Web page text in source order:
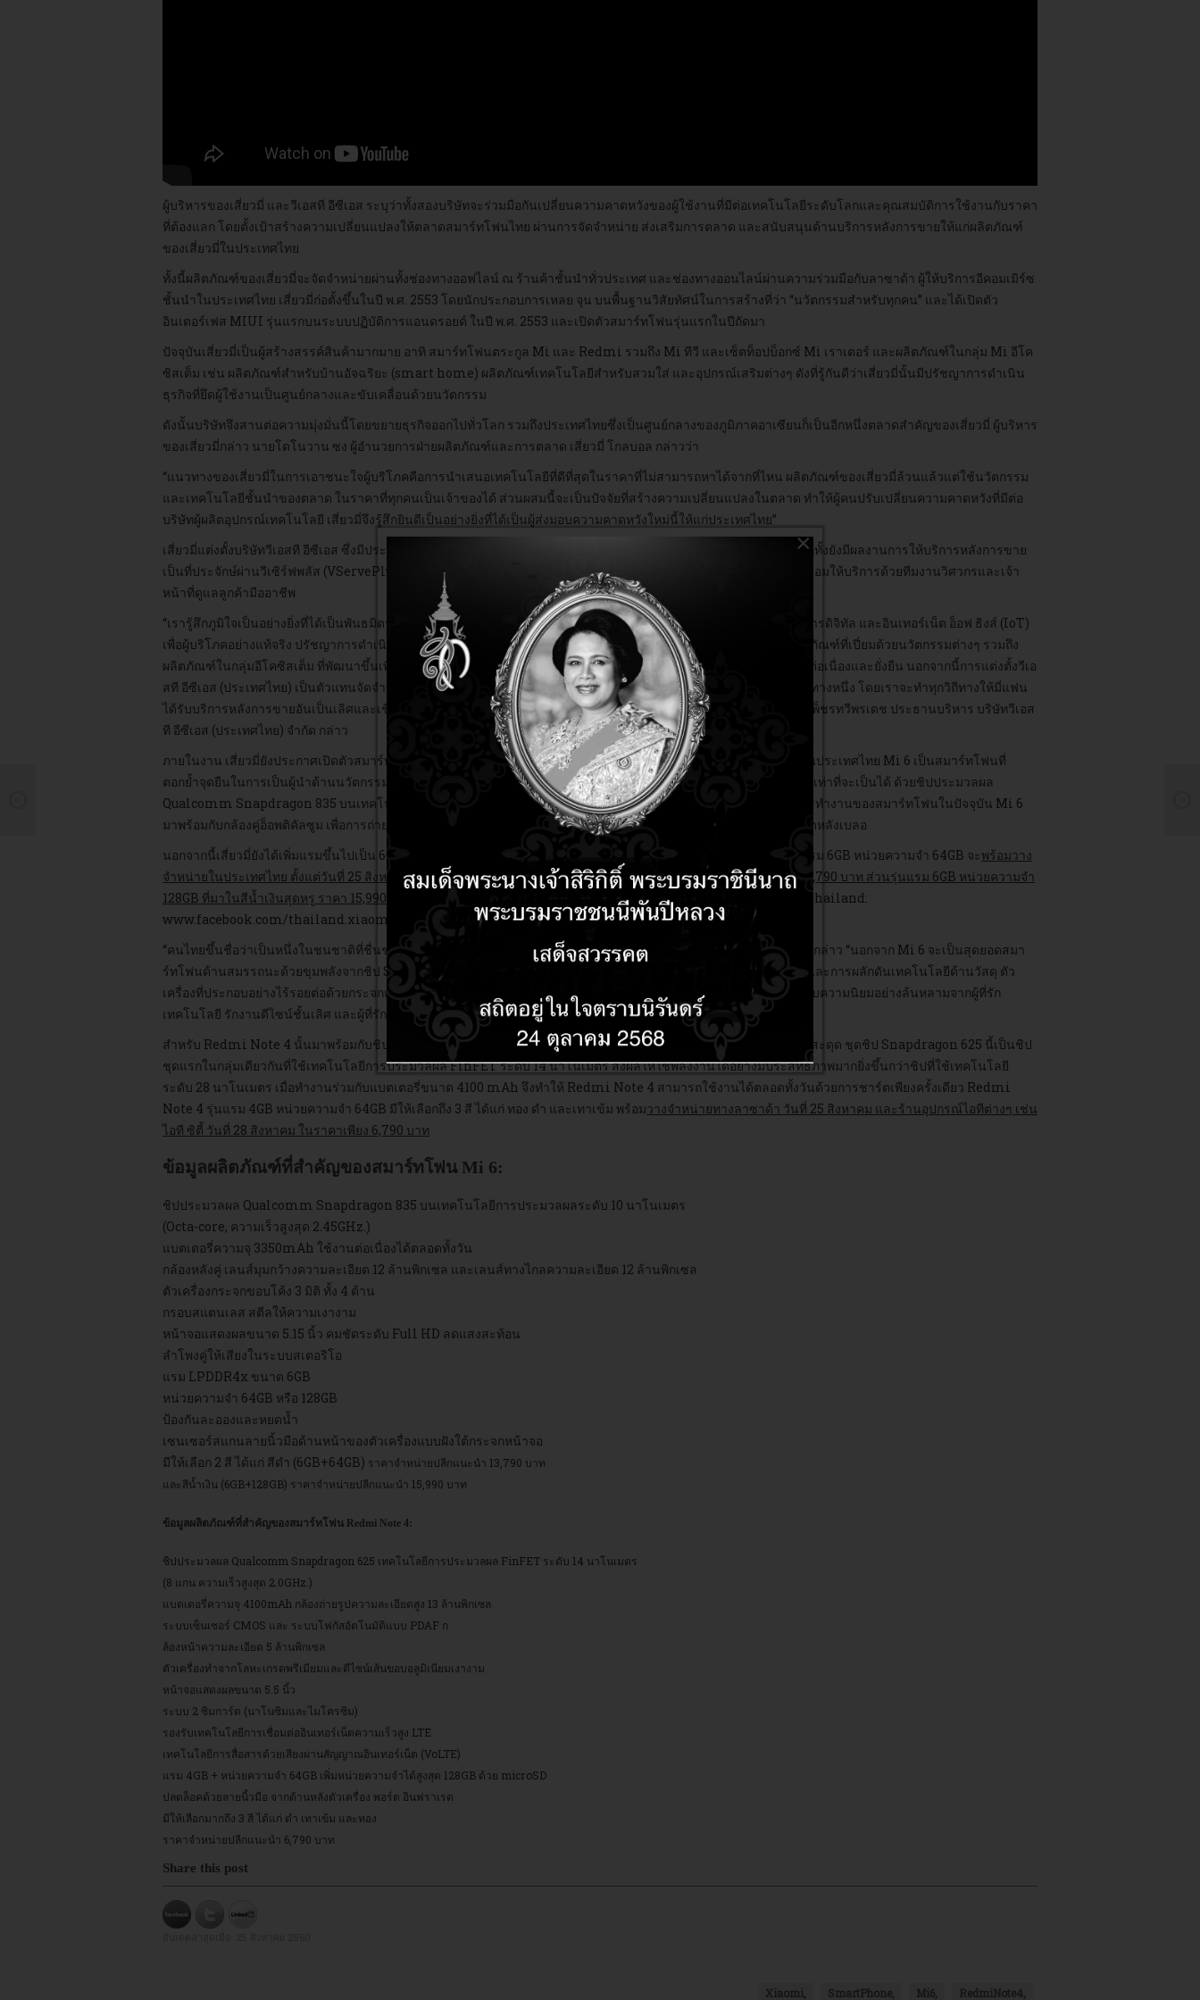
ผู้บริหารของเสี่ยวมี่ และวีเอสที อีซีเอส ระบุว่าทั้งสองบริษัทจะร่วมมือกันเปลี่ยนความคาดหวังของผู้ใช้งานที่มีต่อเทคโนโลยีระดับโลกและคุณสมบัติการใช้งานกับราคา
ที่ต้องแลก โดยตั้งเป้าสร้างความเปลี่ยนแปลงให้ตลาดสมาร์ทโฟนไทย ผ่านการจัดจำหน่าย ส่งเสริมการตลาด และสนับสนุนด้านบริการหลังการขายให้แก่ผลิตภัณฑ์
ของเสี่ยวมี่ในประเทศไทย
ทั้งนี้ผลิตภัณฑ์ของเสี่ยวมี่จะจัดจำหน่ายผ่านทั้งช่องทางออฟไลน์ ณ ร้านค้าชั้นนำทั่วประเทศ และช่องทางออนไลน์ผ่านความร่วมมือกับลาซาด้า ผู้ให้บริการอีคอมเมิร์ซ
ชั้นนำในประเทศไทย เสี่ยวมี่ก่อตั้งขึ้นในปี พ.ศ. 2553 โดยนักประกอบการเหลย จุน บนพื้นฐานวิสัยทัศน์ในการสร้างที่ว่า “นวัตกรรมสำหรับทุกคน” และได้เปิดตัว
อินเตอร์เฟส MIUI รุ่นแรกบนระบบปฏิบัติการแอนดรอยด์ ในปี พ.ศ. 2553 และเปิดตัวสมาร์ทโฟนรุ่นแรกในปีถัดมา
ปัจจุบันเสี่ยวมี่เป็นผู้สร้างสรรค์สินค้ามากมาย อาทิ สมาร์ทโฟนตระกูล Mi และ Redmi รวมถึง Mi ทีวี และเซ็ตท็อปบ็อกซ์ Mi เราเตอร์ และผลิตภัณฑ์ในกลุ่ม Mi อีโค
ซิสเต็ม เช่น ผลิตภัณฑ์สำหรับบ้านอัจฉริยะ (smart home) ผลิตภัณฑ์เทคโนโลยีสำหรับสวมใส่ และอุปกรณ์เสริมต่างๆ ดังที่รู้กันดีว่าเสี่ยวมี่นั้นมีปรัชญาการดำเนิน
ธุรกิจที่ยึดผู้ใช้งานเป็นศูนย์กลางและขับเคลื่อนด้วยนวัตกรรม
ดังนั้นบริษัทจึงสานต่อความมุ่งมั่นนี้โดยขยายธุรกิจออกไปทั่วโลก รวมถึงประเทศไทยซึ่งเป็นศูนย์กลางของภูมิภาคอาเซียนก็เป็นอีกหนึ่งตลาดสำคัญของเสี่ยวมี่ ผู้บริหาร
ของเสี่ยวมี่กล่าว นายโดโนวาน ซง ผู้อำนวยการฝ่ายผลิตภัณฑ์และการตลาด เสี่ยวมี่ โกลบอล กล่าวว่า
“แนวทางของเสี่ยวมี่ในการเอาชนะใจผู้บริโภคคือการนำเสนอเทคโนโลยีที่ดีที่สุดในราคาที่ไม่สามารถหาได้จากที่ไหน ผลิตภัณฑ์ของเสี่ยวมี่ล้วนแล้วแต่ใช้นวัตกรรม
และเทคโนโลยีชั้นนำของตลาด ในราคาที่ทุกคนเป็นเจ้าของได้ ส่วนผสมนี้จะเป็นปัจจัยที่สร้างความเปลี่ยนแปลงในตลาด ทำให้ผู้คนปรับเปลี่ยนความคาดหวังที่มีต่อ
บริษัทผู้ผลิตอุปกรณ์เทคโนโลยี เสี่ยวมี่จึงรู้สึกยินดีเป็นอย่างยิ่งที่ได้เป็นผู้ส่งมอบความคาดหวังใหม่นี้ให้แก่ประเทศไทย”
เสี่ยวมี่แต่งตั้งบริษัทวีเอสที อีซีเอส ซึ่งมีประวัติการดำเนินงานที่แข็งแกร่งมาตลอดช่วงเวลากว่า 3 ทศวรรษในประเทศไทย อีกทั้งยังมีผลงานการให้บริการหลังการขาย
เป็นที่ประจักษ์ผ่านวีเซิร์ฟพลัส (VServePlus) ซึ่งเป็นบริษัทในเครือ รวมถึงสาขาต่างๆ ของบริษัทรวม 10 แห่งทั่วประเทศที่พร้อมให้บริการด้วยทีมงานวิศวกรและเจ้า
หน้าที่ดูแลลูกค้ามืออาชีพ
“เรารู้สึกภูมิใจเป็นอย่างยิ่งที่ได้เป็นพันธมิตรทางธุรกิจกับเสี่ยวมี่ ซึ่งเป็นมากกว่าบริษัทผู้ผลิตสมาร์ทโฟน แต่เป็นผู้นำด้านบริการดิจิทัล และอินเทอร์เน็ต อ็อฟ ธิงส์ (IoT)
เพื่อผู้บริโภคอย่างแท้จริง ปรัชญาการดำเนินธุรกิจและสายผลิตภัณฑ์ที่หลากหลายของเสี่ยวมี่นั้นน่าทึ่ง ดังจะเห็นได้จากผลิตภัณฑ์ที่เปี่ยมด้วยนวัตกรรมต่างๆ รวมถึง
ผลิตภัณฑ์ในกลุ่มอีโคซิสเต็ม ที่พัฒนาขึ้นเพื่อรองรับยุคดิจิทัลและเทรนด์ใหม่ๆ จึงเชื่อมั่นว่าเสี่ยวมีจะสามารถเติบโตได้อย่างต่อเนื่องและยั่งยืน นอกจากนี้การแต่งตั้งวีเอ
สที อีซีเอส (ประเทศไทย) เป็นตัวแทนจัดจำหน่ายอย่างเป็นทางการ ยังเป็นการสนับสนุนมี่แฟน (Mi Fans) ในประเทศไทยอีกทางหนึ่ง โดยเราจะทำทุกวิถีทางให้มี่แฟน
ได้รับบริการหลังการขายอันเป็นเลิศและเชื่อถือได้จากการสั่งสมประสบการณ์มากว่า 30 ปีในตลาดสินค้าไอที” นายสมศักดิ์ เพ็ชรทวีพรเดช ประธานบริหาร บริษัทวีเอส
ที อีซีเอส (ประเทศไทย) จำกัด กล่าว
ภายในงาน เสี่ยวมี่ยังประกาศเปิดตัวสมาร์ทโฟนเรือธง พร้อมกัน 2 รุ่น ได้แก่ Mi 6 และ Redmi Note 4 ซึ่งมีจำหน่ายแล้วในประเทศไทย Mi 6 เป็นสมาร์ทโฟนที่
ตอกย้ำจุดยืนในการเป็นผู้นำด้านนวัตกรรมทางเทคโนโลยีและการทำให้ผู้บริโภคสามารถเข้าถึงนวัตกรรมเหล่านั้นมากที่สุดเท่าที่จะเป็นได้ ด้วยชิปประมวลผล
Qualcomm Snapdragon 835 บนเทคโนโลยีการประมวลผลสุดล้ำระดับ 10 นาโนเมตร จึงเป็นการยกระดับสมรรถนะการทำงานของสมาร์ทโฟนในปัจจุบัน Mi 6
มาพร้อมกับกล้องคู่อ็อพติคัลซูม เพื่อการถ่ายภาพวัตถุที่อยู่ไกลได้อย่างคมชัดยิ่งขึ้น และภาพถ่ายบุคคลที่คมชัดมีมิติแบบหน้าชัดหลังเบลอ
นอกจากนี้เสี่ยวมี่ยังได้เพิ่มแรมขึ้นไปเป็น 6GB ทั้งสำหรับรุ่นหน่วยความจำ 64GB และ 128GB โดย Mi 6 รุ่นสีดำที่มาพร้อมแรม 6GB หน่วยความจำ 64GB จะพร้อมวาง
จำหน่ายในประเทศไทย ตั้งแต่วันที่ 25 สิงหาคม เป็นต้นไปทางลาซาด้า และร้านอุปกรณ์ไอทีต่างๆ อาทิ ที่ไอที ซิตี้ ในราคา 13,790 บาท ส่วนรุ่นแรม 6GB หน่วยความจำ
128GB ที่มาในสีน้ำเงินสุดหรู ราคา 15,990 บาท
สามารถติดตามรายละเอียดเพิ่มเติมได้ทางเฟซบุ๊กเสี่ยวมี่ประเทศไทย (Mi Thailand:
www.facebook.com/thailand.xiaomi)
“คนไทยขึ้นชื่อว่าเป็นหนึ่งในชนชาติที่ชื่นชอบสมาร์ทโฟน เราจึงตื่นเต้นมากที่ได้นำ Mi 6 มายังประเทศไทย” นายโดโนวานกล่าว “นอกจาก Mi 6 จะเป็นสุดยอดสมา
ร์ทโฟนด้านสมรรถนะด้วยขุมพลังจากชิป Snapdragon 835 แล้ว ยังเป็นแบบอย่างของการพัฒนาด้านดีไซน์อย่างต่อเนื่อง และการผลักดันเทคโนโลยีด้านวัสดุ ตัว
เครื่องที่ประกอบอย่างไร้รอยต่อด้วยกระจกและเซรามิกขอบโค้งทั้ง 4 ด้าน เราจึงมั่นใจว่า Mi 6 และ Redmi Note 4 จะได้รับความนิยมอย่างล้นหลามจากผู้ที่รัก
เทคโนโลยี รักงานดีไซน์ชั้นเลิศ และผู้ที่รักความคุ้มค่า”
สำหรับ Redmi Note 4 นั้นมาพร้อมกับชิปประมวลผล Qualcomm Snapdragon 625 ส่งผลให้การทำงานรวดเร็วและไม่สะดุด ชุดชิป Snapdragon 625 นี้เป็นชิป
ชุดแรกในกลุ่มเดียวกันที่ใช้เทคโนโลยีการประมวลผล FinFET ระดับ 14 นาโนเมตร ส่งผลให้ใช้พลังงานได้อย่างมีประสิทธิภาพมากยิ่งขึ้นกว่าชิปที่ใช้เทคโนโลยี
ระดับ 28 นาโนเมตร เมื่อทำงานร่วมกับแบตเตอรี่ขนาด 4100 mAh จึงทำให้ Redmi Note 4 สามารถใช้งานได้ตลอดทั้งวันด้วยการชาร์ตเพียงครั้งเดียว Redmi
Note 4 รุ่นแรม 4GB หน่วยความจำ 64GB มีให้เลือกถึง 3 สี ได้แก่ ทอง ดำ และเทาเข้ม พร้อมวางจำหน่ายทางลาซาด้า วันที่ 25 สิงหาคม และร้านอุปกรณ์ไอทีต่างๆ เช่น
ไอที ซิตี้ วันที่ 28 สิงหาคม ในราคาเพียง 6,790 บาท
ข้อมูลผลิตภัณฑ์ที่สำคัญของสมาร์ทโฟน Mi 6:
ชิปประมวลผล Qualcomm Snapdragon 835 บนเทคโนโลยีการประมวลผลระดับ 10 นาโนเมตร
(Octa-core, ความเร็วสูงสุด 2.45GHz.)
แบตเตอรี่ความจุ 3350mAh ใช้งานต่อเนื่องได้ตลอดทั้งวัน
กล้องหลังคู่ เลนส์มุมกว้างความละเอียด 12 ล้านพิกเซล และเลนส์ทางไกลความละเอียด 12 ล้านพิกเซล
ตัวเครื่องกระจกขอบโค้ง 3 มิติ ทั้ง 4 ด้าน
กรอบสแตนเลส สตีลให้ความเงางาม
หน้าจอแสดงผลขนาด 5.15 นิ้ว คมชัดระดับ Full HD ลดแสงสะท้อน
ลำโพงคู่ให้เสียงในระบบสเตอริโอ
แรม LPDDR4x ขนาด 6GB
หน่วยความจำ 64GB หรือ 128GB
ป้องกันละอองและหยดน้ำ
เซนเซอร์สแกนลายนิ้วมือด้านหน้าของตัวเครื่องแบบฝังใต้กระจกหน้าจอ
มีให้เลือก 2 สี ได้แก่ สีดำ (6GB+64GB) ราคาจำหน่ายปลีกแนะนำ 13,790 บาท
และสีน้ำเงิน (6GB+128GB) ราคาจำหน่ายปลีกแนะนำ 15,990 บาท
ข้อมูลผลิตภัณฑ์ที่สำคัญของสมาร์ทโฟน Redmi Note 4:
ชิปประมวลผล Qualcomm Snapdragon 625 เทคโนโลยีการประมวลผล FinFET ระดับ 14 นาโนเมตร
(8 แกน ความเร็วสูงสุด 2.0GHz.)
แบตเตอรี่ความจุ 4100mAh กล้องถ่ายรูปความละเอียดสูง 13 ล้านพิกเซล
ระบบเซ็นเซอร์ CMOS และ ระบบโฟกัสอัตโนมัติแบบ PDAF ก
ล้องหน้าความละเอียด 5 ล้านพิกเซล
ตัวเครื่องทำจากโลหะเกรดพรีเมียมและดีไซน์เส้นขอบอลูมิเนียมเงางาม
หน้าจอแสดงผลขนาด 5.5 นิ้ว
ระบบ 2 ซิมการ์ด (นาโนซิมและไมโครซิม)
รองรับเทคโนโลยีการเชื่อมต่ออินเทอร์เน็ตความเร็วสูง LTE
เทคโนโลยีการสื่อสารด้วยเสียงผ่านสัญญาณอินเทอร์เน็ต (VoLTE)
แรม 4GB + หน่วยความจำ 64GB เพิ่มหน่วยความจำได้สูงสุด 128GB ด้วย microSD
ปลดล็อคด้วยลายนิ้วมือ จากด้านหลังตัวเครื่อง พอร์ต อินฟราเรด
มีให้เลือกมากถึง 3 สี ได้แก่ ดำ เทาเข้ม และทอง
ราคาจำหน่ายปลีกแนะนำ 6,790 บาท
Share this post
Xiaomi, SmartPhone, Mi6, RedmiNote4,
×